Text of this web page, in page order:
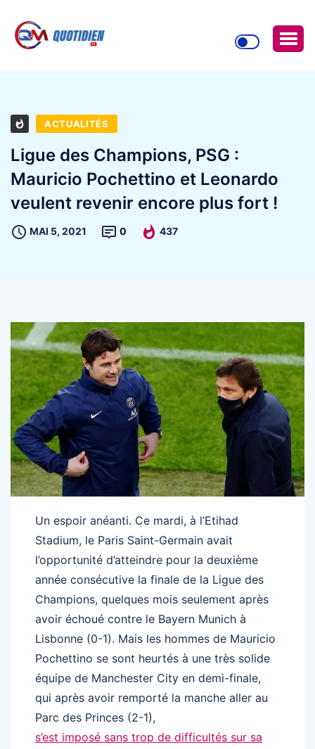
ACTUALITÉS
Ligue des Champions, PSG :
Mauricio Pochettino et Leonardo
veulent revenir encore plus fort !
MAI 5, 2021 0 437
Un espoir anéanti. Ce mardi, à l’Etihad
Stadium, le Paris Saint-Germain avait
l’opportunité d’atteindre pour la deuxième
année consécutive la finale de la Ligue des
Champions, quelques mois seulement après
avoir échoué contre le Bayern Munich à
Lisbonne (0-1). Mais les hommes de Mauricio
Pochettino se sont heurtés à une très solide
équipe de Manchester City en demi-finale,
qui après avoir remporté la manche aller au
Parc des Princes (2-1),
s’est imposé sans trop de difficultés sur sa